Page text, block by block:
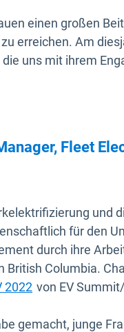
einen großen
erreichen. Am
uns mit ihrem
Fleet
und
für den
durch ihre
öffnen
British Columbia.
2022 In neuem
von EV
gemacht, junge